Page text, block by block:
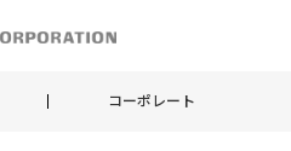
コーポレート